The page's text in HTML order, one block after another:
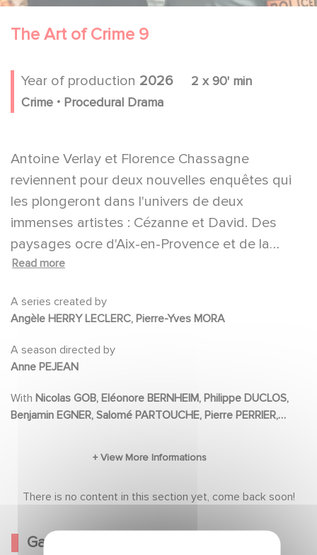
The Art of Crime 9
Year of production 2026
2 x 90' min
Crime . Procedural Drama
Antoine Verlay et Florence Chassagne
reviennent pour deux nouvelles enquêtes qui
les plongeront dans l'univers de deux
immenses artistes : Cézanne et David. Des
paysages ocre d'Aix-en-Provence et de la
montagne Sainte-Victoire aux statues de cire
française au musée Grévin, en passant par les
célèbres galeries du Louvre, notre duo devra
de nouveau faire preuve d'ingéniosité pour
comprendre le lien intime entre les meurtriers
qu'ils poursuivent et ces chefs-d'oeuvre de la
peinture. Nos deux enquêteurs devront aussi
qu'ils ont l'un pour l'autre car, si on peut
ment pas.
Read more
A series created by
Angèle HERRY LECLERC, Pierre-Yves MORA
A season directed by
Anne PEJEAN
With
Benjamin EGNER, Salomé PARTOUCHE, Pierre PERRIER,
There is no content in this section yet, come back soon!
Gallery